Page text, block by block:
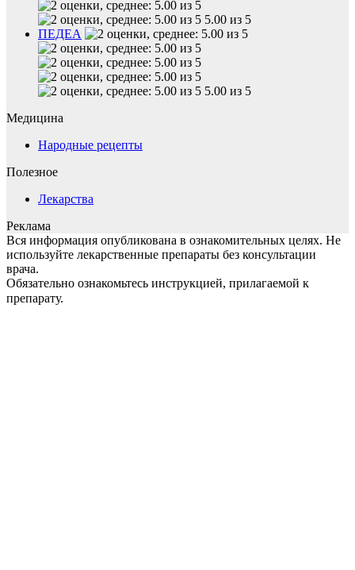
5.00 из 5
ПЕДЕА
5.00 из 5
Медицина
Народные рецепты
Полезное
Лекарства
Реклама
Вся информация опубликована в ознакомительных целях. Не
используйте лекарственные препараты без консультации
врача.
Обязательно ознакомьтесь инструкцией, прилагаемой к
препарату.